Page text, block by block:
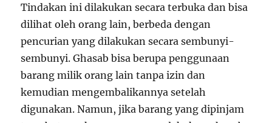
Tindakan ini dilakukan secara terbuka dan bisa
dilihat oleh orang lain, berbeda dengan
pencurian yang dilakukan secara sembunyi-
sembunyi. Ghasab bisa berupa penggunaan
barang milik orang lain tanpa izin dan
kemudian mengembalikannya setelah
digunakan. Namun, jika barang yang dipinjam